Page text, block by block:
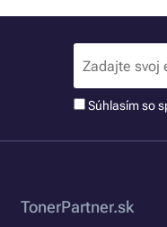
Súhlasím so
TonerPartner.sk